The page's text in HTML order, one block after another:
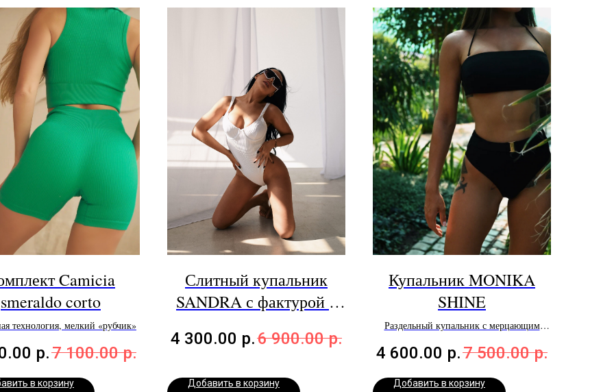
Camicia
smeraldo corto
технология, мелкий «рубчик»
р.7 100.00 р.
в корзину
Слитный купальник
SANDRA с фактурой в
4 300.00 р.6 900.00 р.
Добавить в корзину
Купальник MONIKA
SHINE
Раздельный купальник с мерцающим
4 600.00 р.7 500.00 р.
Добавить в корзину